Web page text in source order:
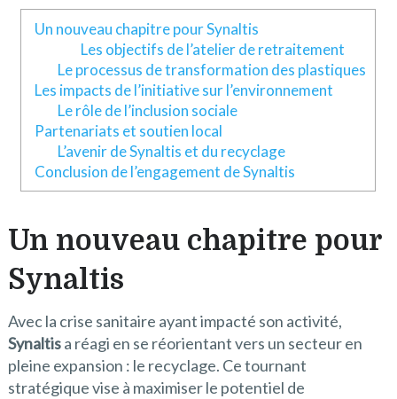
Un nouveau chapitre pour Synaltis
Les objectifs de l’atelier de retraitement
Le processus de transformation des plastiques
Les impacts de l’initiative sur l’environnement
Le rôle de l’inclusion sociale
Partenariats et soutien local
L’avenir de Synaltis et du recyclage
Conclusion de l’engagement de Synaltis
Un nouveau chapitre pour
Synaltis
Avec la crise sanitaire ayant impacté son activité,
Synaltisa réagi en se réorientant vers un secteur en
pleine expansion : le recyclage. Ce tournant
stratégique vise à maximiser le potentiel de